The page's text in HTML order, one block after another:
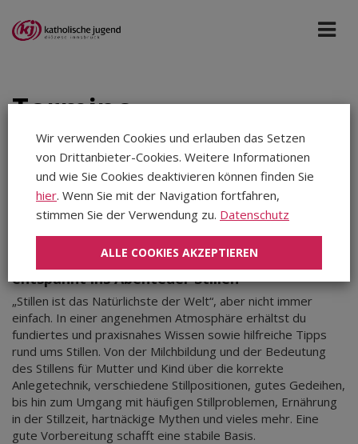
Termine
Bildung St. Michael Sep 2026
Aug 2026
Sep 2026
Okt 2026
Nov 2026
Dez 2026
Jan 2027
Feb 2027
Mär 2027
Apr 2027
Mai 2027
Jun 2027
Freitag, 04.09.2026 | Bildung St. Michael
Stillvorbereitung „Kompakt“ - Starte
entspannt ins Abenteuer Stillen
„Stillen ist das Natürlichste der Welt“, aber nicht immer
einfach. In einer angenehmen Atmosphäre erhältst du
fundiertes und praxisnahes Wissen sowie hilfreiche Tipps
rund ums Stillen. Von der Milchbildung und der Bedeutung
des Stillens für Mutter und Kind über die korrekte
Anlegetechnik, verschiedene Stillpositionen, gutes Gedeihen,
bis hin zum Umgang mit häufigen Stillproblemen, Ernährung
in der Stillzeit, hartnäckige Mythen und vieles mehr. Eine
gute Vorbereitung schafft eine stabile Basis.
Wir verwenden Cookies und erlauben das Setzen
von Drittanbieter-Cookies. Weitere Informationen
und wie Sie Cookies deaktivieren können finden Sie
hier. Wenn Sie mit der Navigation fortfahren,
stimmen Sie der Verwendung zu. Datenschutz
ALLE COOKIES AKZEPTIEREN